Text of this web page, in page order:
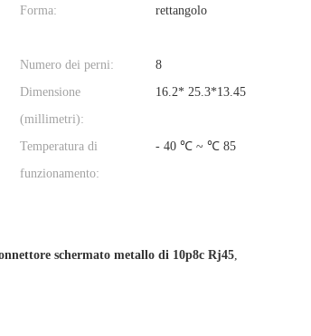
Forma: rettangolo
Numero dei perni:
8
Dimensione
(millimetri):
16.2* 25.3*13.45
Temperatura di
funzionamento:
- 40 ℃ ~ ℃ 85
schermato metallo di 10p8c Rj45,